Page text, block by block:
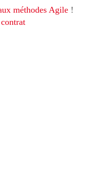
méthodes Agile !
contrat